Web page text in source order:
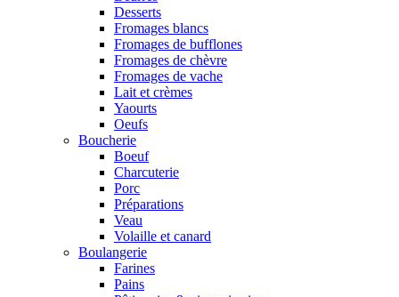
Desserts
Fromages blancs
Fromages de bufflones
Fromages de chèvre
Fromages de vache
Lait et crèmes
Yaourts
Oeufs
Boucherie
Boeuf
Charcuterie
Porc
Préparations
Veau
Volaille et canard
Boulangerie
Farines
Pains